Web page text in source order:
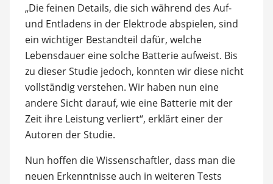
„Die feinen Details, die sich während des Auf-
und Entladens in der Elektrode abspielen, sind
ein wichtiger Bestandteil dafür, welche
Lebensdauer eine solche Batterie aufweist. Bis
zu dieser Studie jedoch, konnten wir diese nicht
vollständig verstehen. Wir haben nun eine
andere Sicht darauf, wie eine Batterie mit der
Zeit ihre Leistung verliert“, erklärt einer der
Autoren der Studie.
Nun hoffen die Wissenschaftler, dass man die
neuen Erkenntnisse auch in weiteren Tests